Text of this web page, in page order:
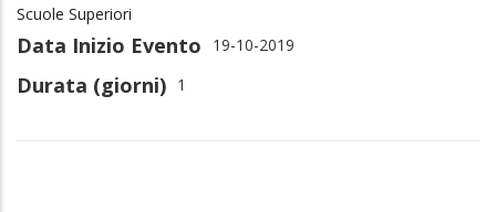
Scuole Superiori
Data Inizio Evento 19-10-2019
Durata (giorni) 1